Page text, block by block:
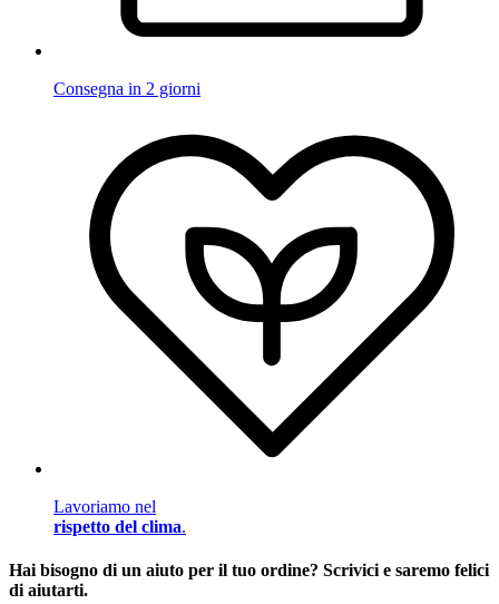
Consegna in 2 giorni
Lavoriamo nel
rispetto del clima.
Hai bisogno di un aiuto per il tuo ordine? Scrivici e saremo felici
di aiutarti.